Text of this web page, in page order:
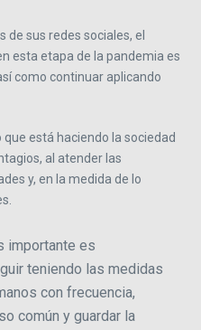
de sus redes sociales, el
esta etapa de la pandemia es
como continuar aplicando
está haciendo la sociedad
al atender las
y, en la medida de lo
importante es
teniendo las medidas
con frecuencia,
común y guardar la